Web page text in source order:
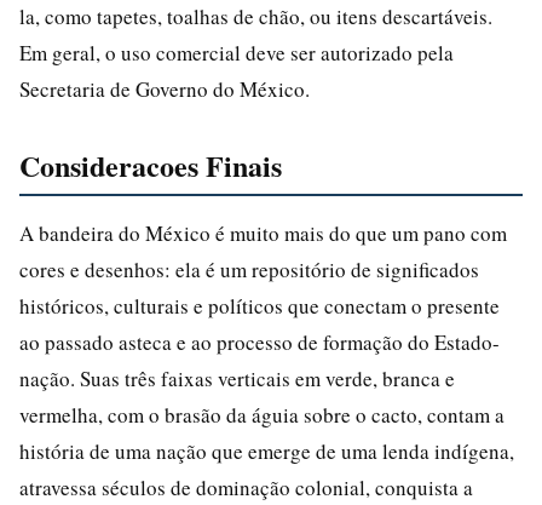
la, como tapetes, toalhas de chão, ou itens descartáveis.
Em geral, o uso comercial deve ser autorizado pela
Secretaria de Governo do México.
Consideracoes Finais
A bandeira do México é muito mais do que um pano com
cores e desenhos: ela é um repositório de significados
históricos, culturais e políticos que conectam o presente
ao passado asteca e ao processo de formação do Estado-
nação. Suas três faixas verticais em verde, branca e
vermelha, com o brasão da águia sobre o cacto, contam a
história de uma nação que emerge de uma lenda indígena,
atravessa séculos de dominação colonial, conquista a